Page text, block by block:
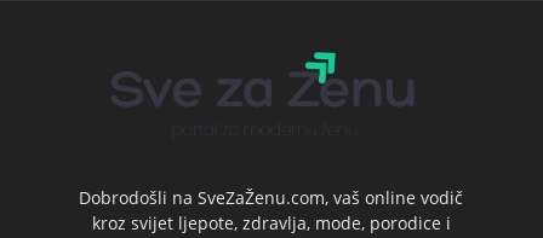
Dobrodošli na SveZaŽenu.com, vaš online vodič
kroz svijet ljepote, zdravlja, mode, porodice i